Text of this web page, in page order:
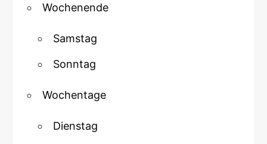
Wochenende
Samstag
Sonntag
Wochentage
Dienstag